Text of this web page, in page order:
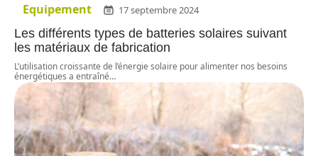
Equipement 17 septembre 2024
Les différents types de batteries solaires suivant
les matériaux de fabrication
L’utilisation croissante de l’énergie solaire pour alimenter nos besoins
énergétiques a entraîné…